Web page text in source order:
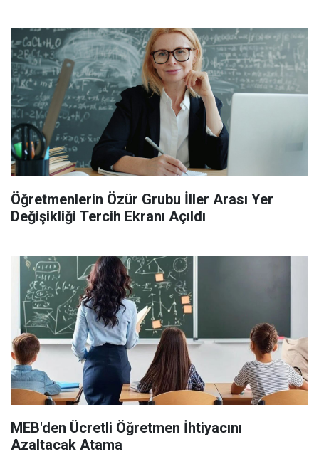
Öğretmenlerin Özür Grubu İller Arası Yer
Değişikliği Tercih Ekranı Açıldı
MEB'den Ücretli Öğretmen İhtiyacını
Azaltacak Atama